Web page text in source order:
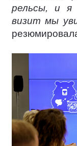
рельсы, и я
визит мы